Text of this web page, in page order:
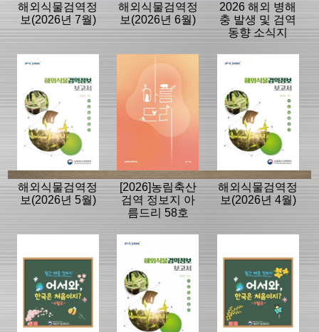
해외식물검역정
보(2026년 7월)
해외식물검역정
보(2026년 6월)
2026 해외 병해
충 발생 및 검역
동향 소식지
해외식물검역정
보(2026년 5월)
[2026]농림축산
검역 정보지 아
름드리 58호
해외식물검역정
보(2026년 4월)